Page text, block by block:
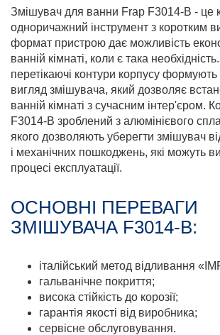
Змішувач для ванни Frap F3014-B - це
одноричажний інструмент з коротким
формат пристрою дає можливість
ванній кімнаті, коли є така
перетікаючі контури корпусу формують
вигляд змішувача, який дозволяє
ванній кімнаті з сучасним інтер'єром.
F3014-B зроблений з алюмінієвого
якого дозволяють уберегти змішувач
і механічних пошкоджень, які можуть
процесі експлуатації.
ОСНОВНІ ПЕРЕВАГИ
ЗМІШУВАЧА F3014-B:
італійський метод відливання
гальванічне покриття;
висока стійкість до корозії;
гарантія якості від виробника;
сервісне обслуговування.